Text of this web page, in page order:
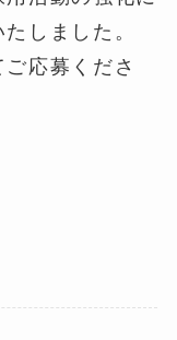
しました。
応募くださ